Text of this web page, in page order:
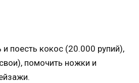
поесть кокос (20.000 рупий),
помочить ножки и